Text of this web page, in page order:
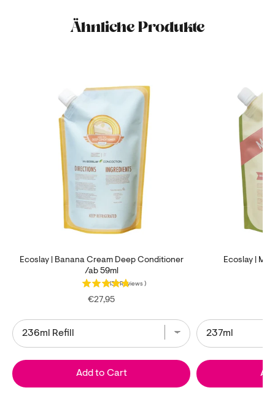
Ähnliche Produkte
Ecoslay | Banana Cream Deep Conditioner
/ab 59ml
( 133 Reviews )
Price
€27,95
Add to Cart
Ecoslay |